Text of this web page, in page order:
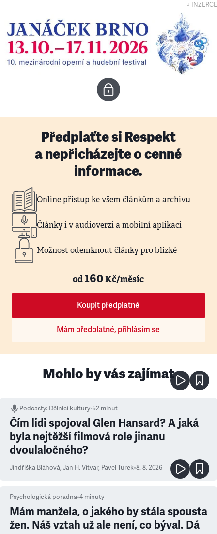
↓ INZERCE
Předplaťte si Respekt
a nepřicházejte o cenné
informace.
Online přístup ke všem článkům a archivu
Články i v audioverzi a mobilní aplikaci
Možnost odemknout články pro blízké
od160Kč/měsíc
Koupit předplatné
Mám předplatné, přihlásím se
Mohlo by vás zajímat
Podcasty: Dělníci kultury•52 minut
Čím lidi spojoval Glen Hansard? A jaká
byla nejtěžší filmová role jinanu
dvoulaločného?
Jindřiška Bláhová, Jan H. Vitvar, Pavel Turek•8. 8. 2026
Psychologická poradna•4 minuty
Mám manžela, o jakého by stála spousta
žen. Náš vztah už ale není, co býval. Dá